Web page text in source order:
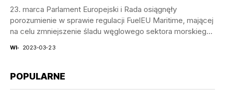
23. marca Parlament Europejski i Rada osiągnęły
porozumienie w sprawie regulacji FuelEU Maritime, mającej
na celu zmniejszenie śladu węglowego sektora morskiego
WI 2023-03-23
POPULARNE